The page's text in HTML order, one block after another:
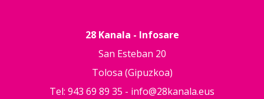
28 Kanala - Infosare
San Esteban 20
Tolosa (Gipuzkoa)
Tel: 943 69 89 35 - info@28kanala.eus